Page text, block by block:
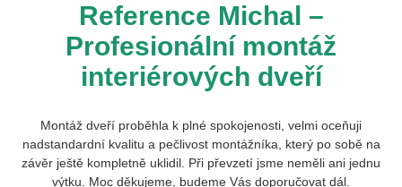
Reference Michal –
Profesionální montáž
interiérových dveří
Montáž dveří proběhla k plné spokojenosti, velmi oceňuji
nadstandardní kvalitu a pečlivost montážníka, který po sobě na
závěr ještě kompletně uklidil. Při převzetí jsme neměli ani jednu
výtku. Moc děkujeme, budeme Vás doporučovat dál.